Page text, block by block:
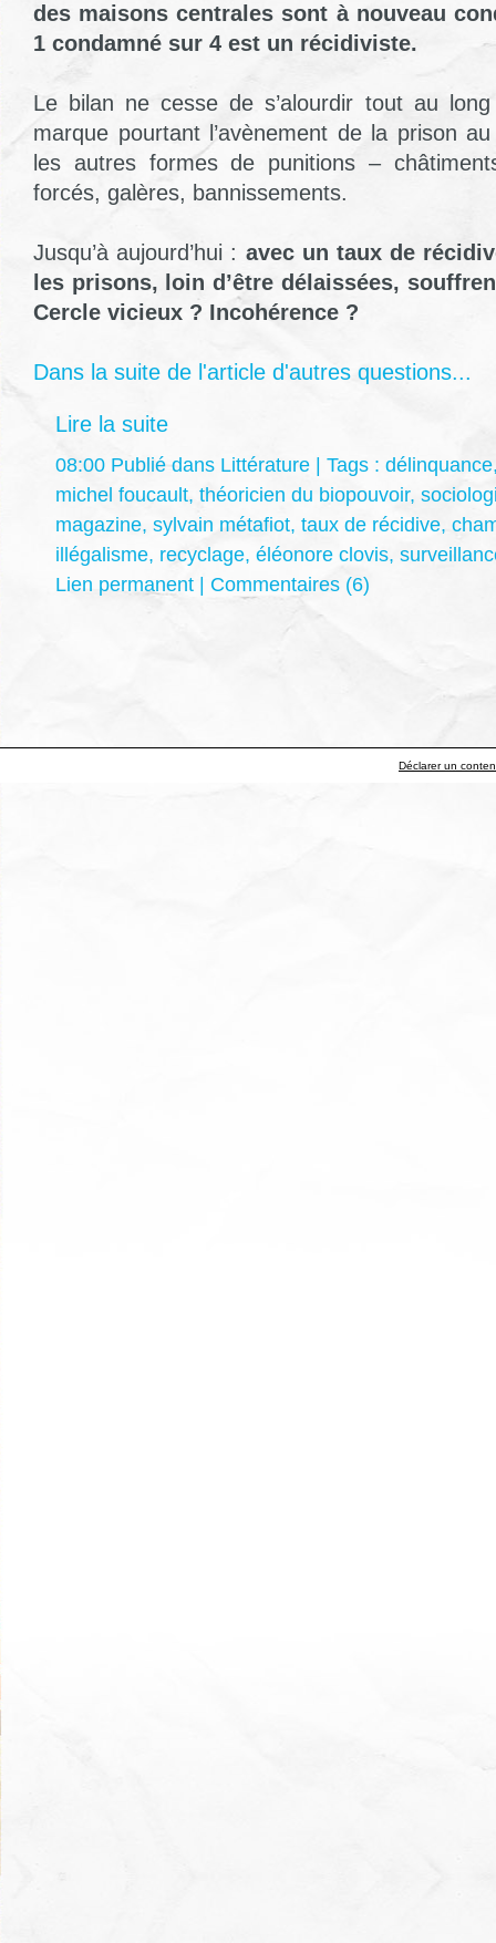
des maisons centrales sont à nouveau
1 condamné sur 4 est un récidiviste.
Le bilan ne cesse de s’alourdir tout au
marque pourtant l’avènement de la prison
les autres formes de punitions –
forcés, galères, bannissements.
Jusqu’à aujourd’hui : avec un taux de
les prisons, loin d’être délaissées,
Cercle vicieux ? Incohérence ?
Dans la suite de l'article d'autres questions...
Lire la suite
08:00 Publié dans Littérature | Tags : délinquance
michel foucault, théoricien du biopouvoir,
magazine, sylvain métafiot, taux de récidive,
illégalisme, recyclage, éléonore clovis,
Lien permanent
Commentaires (6)
Déclarer un